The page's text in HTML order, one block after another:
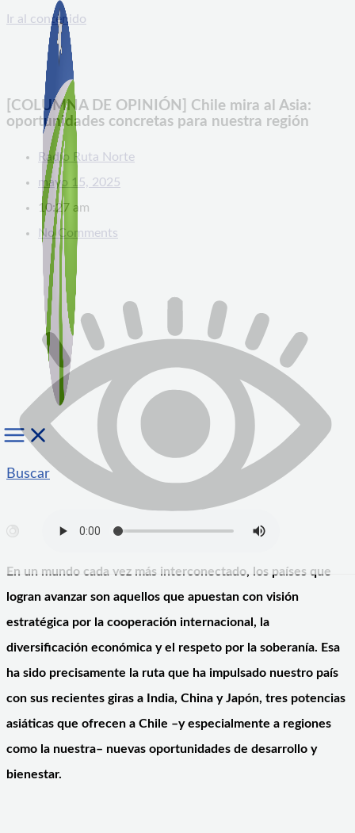
Ir al contenido
Buscar
[COLUMNA DE OPINIÓN] Chile mira al Asia:
oportunidades concretas para nuestra región
Radio Ruta Norte
mayo 15, 2025
10:27 am
No Comments
En un mundo cada vez más interconectado, los países que
logran avanzar son aquellos que apuestan con visión
estratégica por la cooperación internacional, la
diversificación económica y el respeto por la soberanía. Esa
ha sido precisamente la ruta que ha impulsado nuestro país
con sus recientes giras a India, China y Japón, tres potencias
asiáticas que ofrecen a Chile –y especialmente a regiones
como la nuestra– nuevas oportunidades de desarrollo y
bienestar.